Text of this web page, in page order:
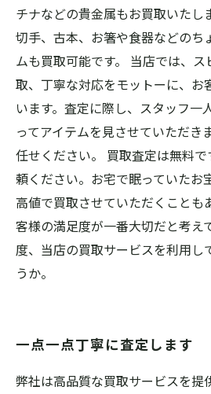
チナなどの貴金属もお買取いたし
切手、古本、お箸や食器などのち
ムも買取可能です。 当店では、
取、丁寧な対応をモットーに、お
います。査定に際し、スタッフ一
ってアイテムを見させていただき
任せください。 買取査定は無料
頼ください。お宅で眠っていたお
高値で買取させていただくことも
客様の満足度が一番大切だと考え
度、当店の買取サービスを利用し
うか。
一点一点丁寧に査定します
弊社は高品質な買取サービスを提